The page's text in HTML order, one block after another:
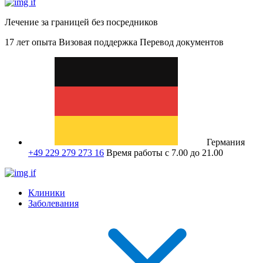
Лечение за границей без посредников
17 лет опыта Визовая поддержка Перевод документов
Германия
+49 229 279 273 16 Время работы с 7.00 до 21.00
Клиники
Заболевания